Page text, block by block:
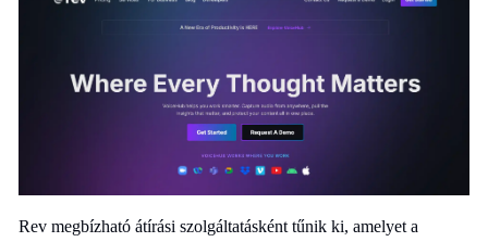
Rev megbízható átírási szolgáltatásként tűnik ki, amelyet a